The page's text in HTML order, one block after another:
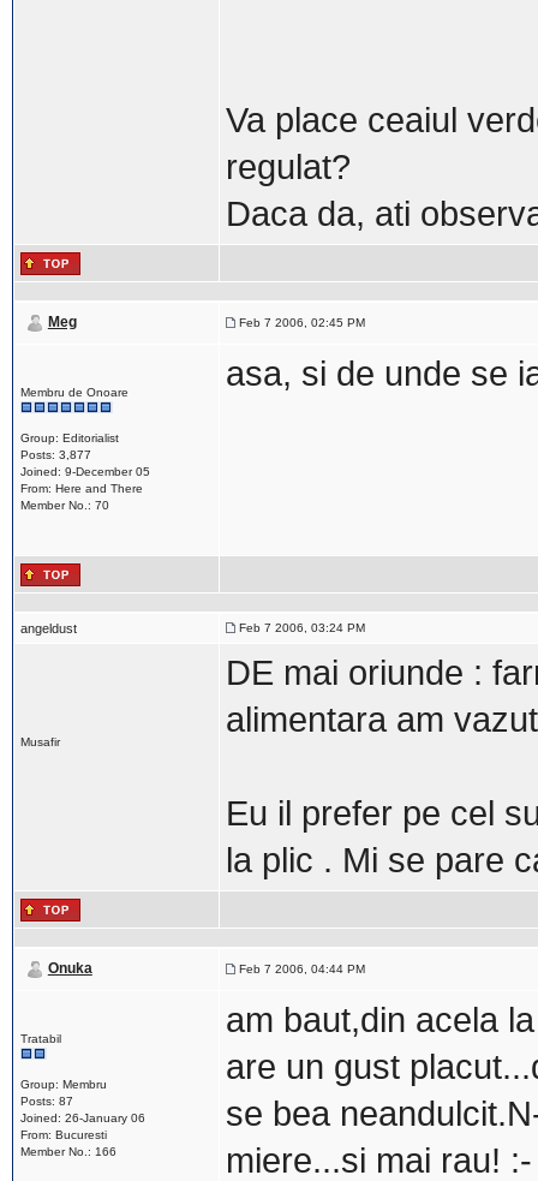
Va place ceaiul
regulat?
Daca da, ati
Meg Feb 7 2006, 02:45 PM
Membru de Onoare
Group: Editorialist
Posts: 3,877
Joined: 9-December 05
From: Here and There
Member No.: 70
asa, si de unde se
angeldust Feb 7 2006, 03:24 PM
Musafir
DE mai oriunde :
alimentara am
Eu il prefer pe cel
la plic . Mi se pare
Onuka Feb 7 2006, 04:44 PM
Tratabil
Group: Membru
Posts: 87
Joined: 26-January 06
From: Bucuresti
Member No.: 166
am baut,din acela
are un gust
se bea
miere...si mai rau!